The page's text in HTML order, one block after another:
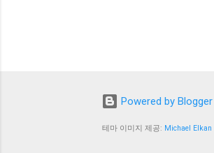
Powered by Blogger
테마 이미지 제공: Michael Elkan